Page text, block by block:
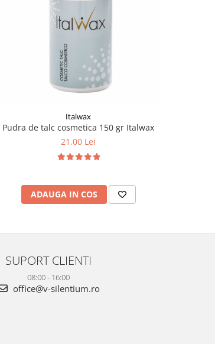
Italwax
Pudra de talc cosmetica 150 gr Italwax
21,00 Lei
ADAUGA IN COS
SUPORT CLIENTI
08:00 - 16:00
office@v-silentium.ro